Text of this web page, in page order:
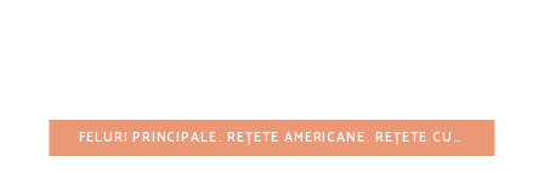
FELURI PRINCIPALE REȚETE AMERICANE REȚETE CU BUGET REDUS